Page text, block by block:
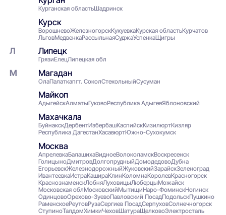
Курганская областьШадринск
Курск
ВорошневоЖелезногорскКукуевкаКурская областьКурчатов
ЛьговМедвенкаРассыльнаяСуджаУспенкаЩигры
Липецк
ГрязиЕлецЛипецкая обл
Магадан
ОлаПалаткапгт. СоколСтекольныйСусуман
Майкоп
АдыгейскАлматыГуковоРеспублика АдыгеяЯблоновский
Махачкала
БуйнакскДербентИзбербашКаспийскКизилюртКизляр
Республика ДагестанХасавюртЮжно-Сухокумск
Москва
АпрелевкаБалашихаВидноеВолоколамскВоскресенск
ГолицыноДмитровДолгопрудныйДомодедовоДубна
ЕгорьевскЖелезнодорожныйЖуковскийЗарайскЗеленоград
ИвантеевкаИстраКашираКлинКоломнаКоролевКрасногорск
КраснознаменскЛобняЛуховицыЛюберцыМожайск
Московская облМосковскийМытищиНаро-ФоминскНогинск
ОдинцовоОрехово-ЗуевоПавловский ПосадПодольскПушкино
РаменскоеРеутовРузаСергиев ПосадСерпуховСолнечногорск
СтупиноТалдомХимкиЧеховШатураЩелковоЭлектросталь